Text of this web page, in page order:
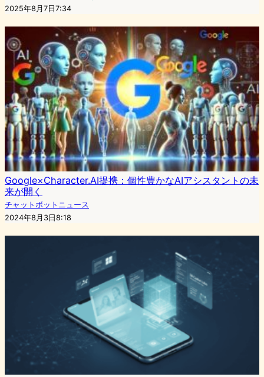
2025年8月7日7:34
Google×Character.AI提携：個性豊かなAIアシスタントの未
来が開く
チャットボットニュース
2024年8月3日8:18